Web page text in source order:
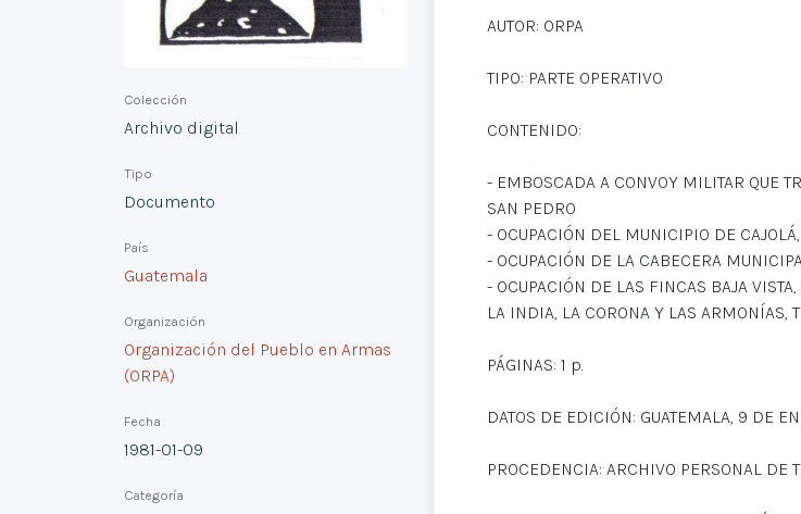
Colección
Archivo digital
Tipo
Documento
País
Guatemala
Organización
Organización del Pueblo en Armas
(ORPA)
Fecha
1981-01-09
Categoría
AUTOR: ORPA
TIPO: PARTE OPERATIVO
CONTENIDO:
- EMBOSCADA A CONVOY MILITAR QUE
SAN PEDRO
- OCUPACIÓN DEL MUNICIPIO DE CAJOLÁ,
- OCUPACIÓN DE LA CABECERA
- OCUPACIÓN DE LAS FINCAS BAJA
LA INDIA, LA CORONA Y LAS ARMONÍAS,
PÁGINAS: 1 p.
DATOS DE EDICIÓN: GUATEMALA, 9 DE
PROCEDENCIA: ARCHIVO PERSONAL DE